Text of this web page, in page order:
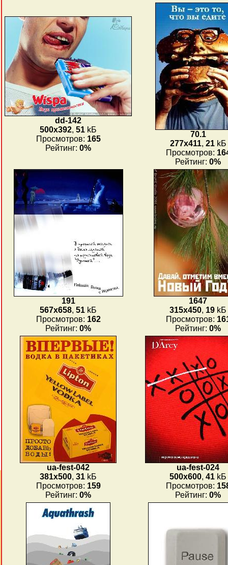
dd-142
500x392, 51 kБ
Просмотров: 165
Рейтинг: 0%
70.1
277x411, 21kБ
Просмотров:
Рейтинг: 0%
191
567x658, 51 kБ
Просмотров: 162
Рейтинг: 0%
1647
315x450, 19 kБ
Просмотров:
Рейтинг: 0%
ua-fest-042
381x500, 31 kБ
Просмотров: 159
Рейтинг: 0%
ua-fest-024
500x600, 41 kБ
Просмотров:
Рейтинг: 0%